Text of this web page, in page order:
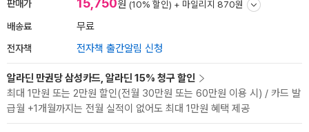
판매가 15,750원 (10% 할인) + 마일리지 870원
배송료 무료
전자책 전자책 출간알림 신청
알라딘 만권당 삼성카드, 알라딘 15% 청구 할인
최대 1만원 또는 2만원 할인(전월 30만원 또는 60만원 이용 시) / 카드 발
급월 +1개월까지는 전월 실적이 없어도 최대 1만원 혜택 제공